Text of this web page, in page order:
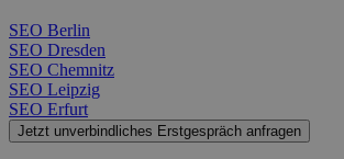
SEO Berlin
SEO Dresden
SEO Chemnitz
SEO Leipzig
SEO Erfurt
Jetzt unverbindliches Erstgespräch anfragen